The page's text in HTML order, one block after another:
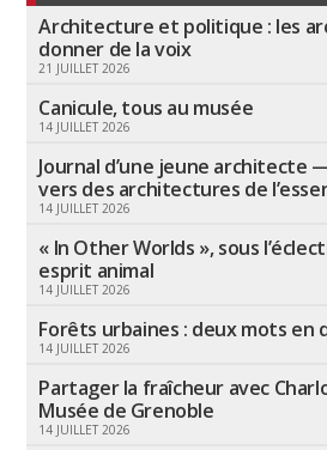
Architecture et politique : les
donner de la voix
21 JUILLET 2026
Canicule, tous au musée
14 JUILLET 2026
Journal d’une jeune architecte
vers des architectures de
14 JUILLET 2026
« In Other Worlds », sous
esprit animal
14 JUILLET 2026
Forêts urbaines : deux mots en
14 JUILLET 2026
Partager la fraîcheur avec
Musée de Grenoble
14 JUILLET 2026